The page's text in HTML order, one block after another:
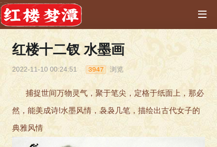
红楼十二钗 水墨画
2022-11-10 00:24:51 3947 浏览
捕捉世间万物灵气，聚于笔尖，定格于纸面上，那必
然，能美成诗!水墨风情，袅袅几笔，描绘出古代女子的
典雅风情